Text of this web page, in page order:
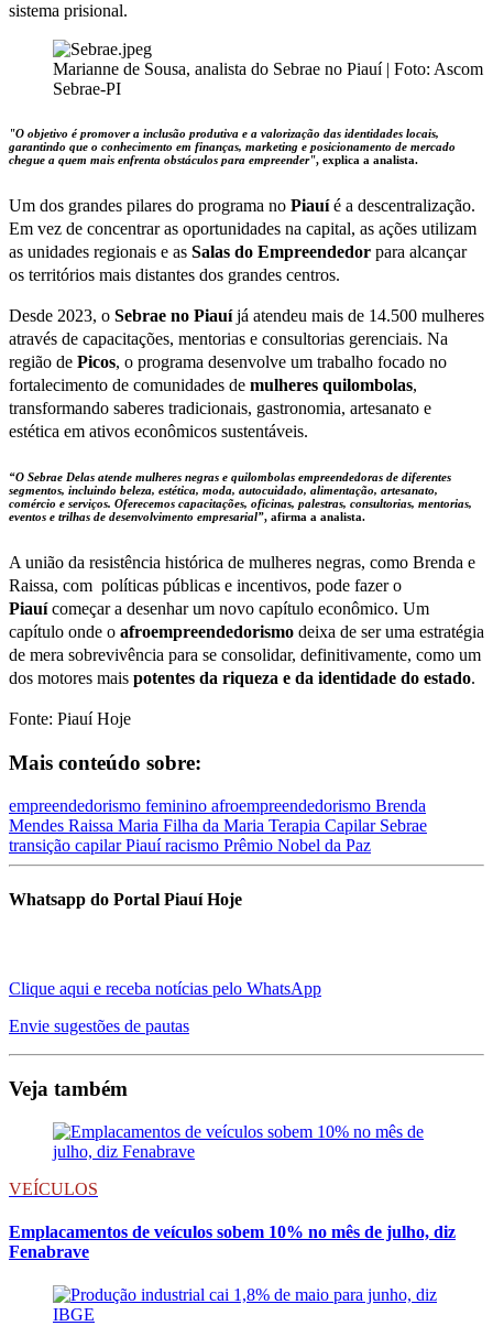
sistema prisional.
Marianne de Sousa, analista do Sebrae no Piauí | Foto: Ascom
Sebrae-PI
"O objetivo é promover a inclusão produtiva e a valorização das identidades locais,
garantindo que o conhecimento em finanças, marketing e posicionamento de mercado
chegue a quem mais enfrenta obstáculos para empreender", explica a analista.
Um dos grandes pilares do programa no Piauíé a descentralização.
Em vez de concentrar as oportunidades na capital, as ações utilizam
as unidades regionais e as Salas do Empreendedor para alcançar
os territórios mais distantes dos grandes centros.
Desde 2023, o Sebrae no Piauíjá atendeu mais de 14.500 mulheres
através de capacitações, mentorias e consultorias gerenciais. Na
região de Picos, o programa desenvolve um trabalho focado no
fortalecimento de comunidades de mulheres quilombolas,
transformando saberes tradicionais, gastronomia, artesanato e
estética em ativos econômicos sustentáveis.
“O Sebrae Delas atende mulheres negras e quilombolas empreendedoras de diferentes
segmentos, incluindo beleza, estética, moda, autocuidado, alimentação, artesanato,
comércio e serviços. Oferecemos capacitações, oficinas, palestras, consultorias, mentorias,
eventos e trilhas de desenvolvimento empresarial”, afirma a analista.
A união da resistência histórica de mulheres negras, como Brenda e
Raissa, com políticas públicas e incentivos, pode fazer o
Piauícomeçar a desenhar um novo capítulo econômico. Um
capítulo onde o afroempreendedorismo deixa de ser uma estratégia
de mera sobrevivência para se consolidar, definitivamente, como um
dos motores mais potentes da riqueza e da identidade do estado.
Fonte: Piauí Hoje
Mais conteúdo sobre:
empreendedorismo feminino afroempreendedorismo Brenda
Mendes Raissa Maria Filha da Maria Terapia Capilar Sebrae
transição capilarPiauíracismo Prêmio Nobel da Paz
Whatsapp do Portal Piauí Hoje
Clique aqui e receba notícias pelo WhatsApp
Envie sugestões de pautas
Veja também
VEÍCULOS
Emplacamentos de veículos sobem 10% no mês de julho, diz
Fenabrave